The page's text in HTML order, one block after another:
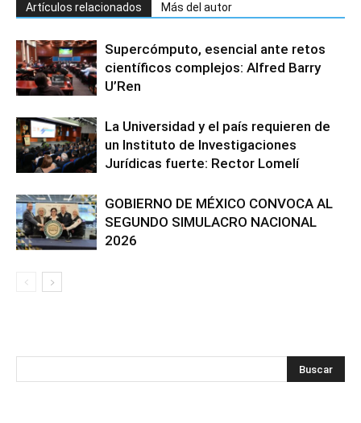
Artículos relacionados Más del autor
Supercómputo, esencial ante retos
científicos complejos: Alfred Barry
U’Ren
La Universidad y el país requieren de
un Instituto de Investigaciones
Jurídicas fuerte: Rector Lomelí
GOBIERNO DE MÉXICO CONVOCA AL
SEGUNDO SIMULACRO NACIONAL
2026